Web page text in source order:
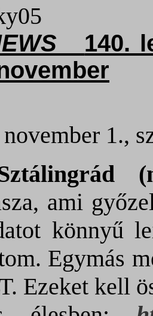
140.
1.,
ami
könnyű
Egymás
Ezeket kell